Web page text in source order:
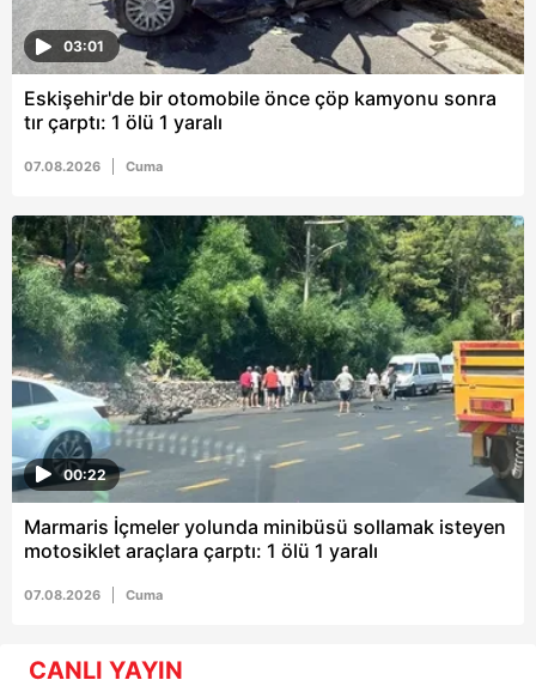
03:01
Eskişehir'de bir otomobile önce çöp kamyonu sonra
tır çarptı: 1 ölü 1 yaralı
07.08.2026 Cuma
00:22
Marmaris İçmeler yolunda minibüsü sollamak isteyen
motosiklet araçlara çarptı: 1 ölü 1 yaralı
07.08.2026 Cuma
CANLI YAYIN